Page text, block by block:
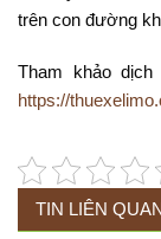
trên con đường
Tham khảo
https://
TIN LIÊN